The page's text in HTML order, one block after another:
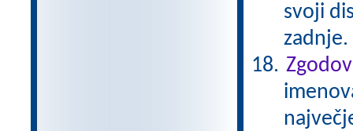
svoji
zadnje.